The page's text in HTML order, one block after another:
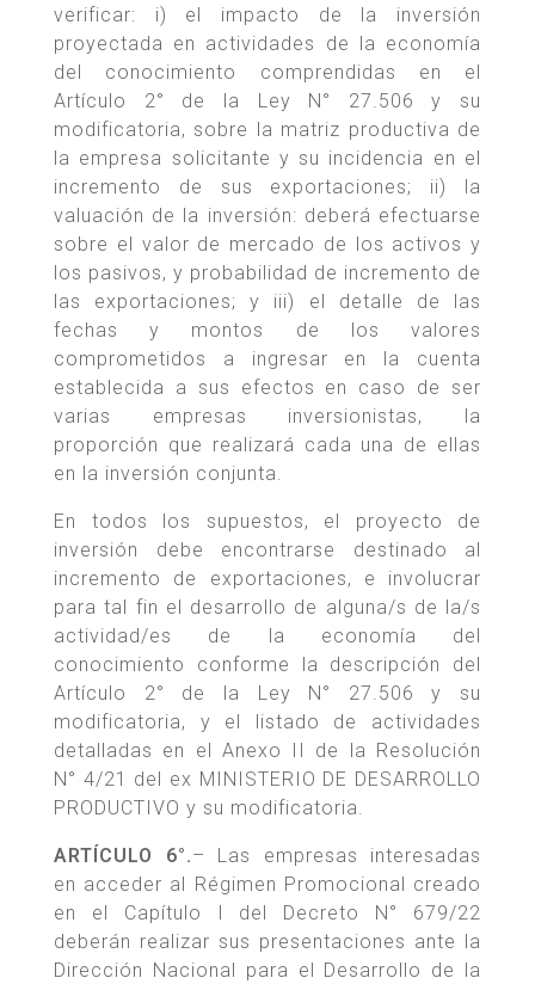
verificar: i) el impacto de la inversión
proyectada en actividades de la economía
del conocimiento comprendidas en el
Artículo 2° de la Ley N° 27.506 y su
modificatoria, sobre la matriz productiva de
la empresa solicitante y su incidencia en el
incremento de sus exportaciones; ii) la
valuación de la inversión: deberá efectuarse
sobre el valor de mercado de los activos y
los pasivos, y probabilidad de incremento de
las exportaciones; y iii) el detalle de las
fechas y montos de los valores
comprometidos a ingresar en la cuenta
establecida a sus efectos en caso de ser
varias empresas inversionistas, la
proporción que realizará cada una de ellas
en la inversión conjunta.
En todos los supuestos, el proyecto de
inversión debe encontrarse destinado al
incremento de exportaciones, e involucrar
para tal fin el desarrollo de alguna/s de la/s
actividad/es de la economía del
conocimiento conforme la descripción del
Artículo 2° de la Ley N° 27.506 y su
modificatoria, y el listado de actividades
detalladas en el Anexo II de la Resolución
N° 4/21 del ex MINISTERIO DE DESARROLLO
PRODUCTIVO y su modificatoria.
ARTÍCULO 6°.– Las empresas interesadas
en acceder al Régimen Promocional creado
en el Capítulo I del Decreto N° 679/22
deberán realizar sus presentaciones ante la
Dirección Nacional para el Desarrollo de la